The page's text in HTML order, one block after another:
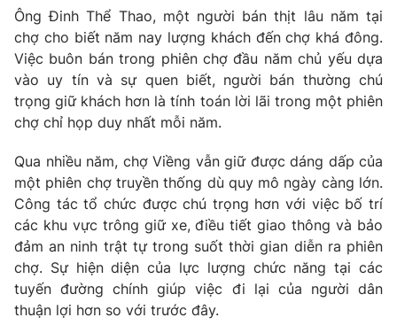
Ông Đinh Thể Thao, một người bán thịt lâu năm tại
chợ cho biết năm nay lượng khách đến chợ khá đông.
Việc buôn bán trong phiên chợ đầu năm chủ yếu dựa
vào uy tín và sự quen biết, người bán thường chú
trọng giữ khách hơn là tính toán lời lãi trong một phiên
chợ chỉ họp duy nhất mỗi năm.
Qua nhiều năm, chợ Viềng vẫn giữ được dáng dấp của
một phiên chợ truyền thống dù quy mô ngày càng lớn.
Công tác tổ chức được chú trọng hơn với việc bố trí
các khu vực trông giữ xe, điều tiết giao thông và bảo
đảm an ninh trật tự trong suốt thời gian diễn ra phiên
chợ. Sự hiện diện của lực lượng chức năng tại các
tuyến đường chính giúp việc đi lại của người dân
thuận lợi hơn so với trước đây.